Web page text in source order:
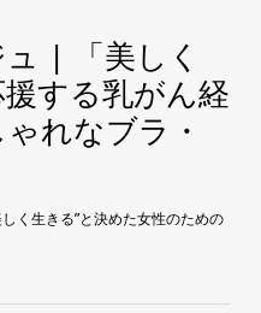
ュ | 「美しく
する乳がん経
れなブラ・
く生きる”と決めた女性のための